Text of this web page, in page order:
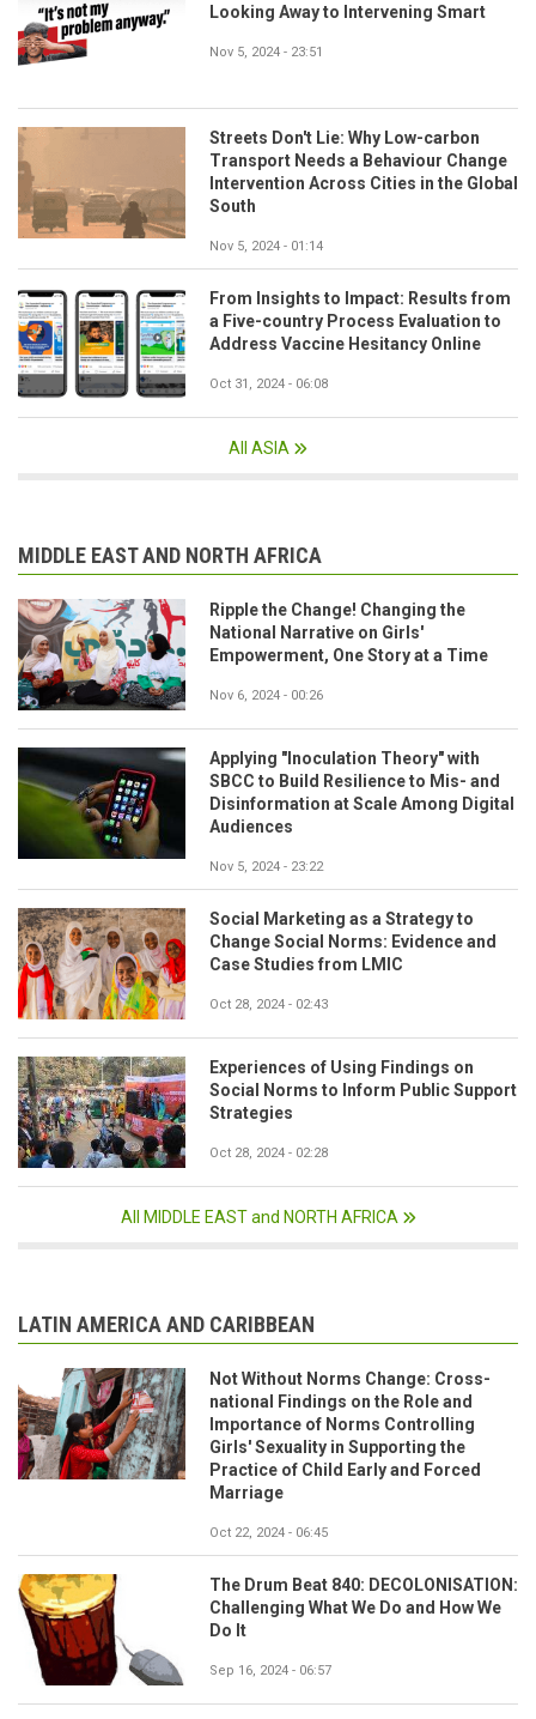
Looking Away to Intervening Smart
Nov 5, 2024 - 23:51
Streets Don't Lie: Why Low-carbon
Transport Needs a Behaviour Change
Intervention Across Cities in the Global
South
Nov 5, 2024 - 01:14
From Insights to Impact: Results from
a Five-country Process Evaluation to
Address Vaccine Hesitancy Online
Oct 31, 2024 - 06:08
All ASIA
MIDDLE EAST AND NORTH AFRICA
Ripple the Change! Changing the
National Narrative on Girls'
Empowerment, One Story at a Time
Nov 6, 2024 - 00:26
Applying "Inoculation Theory" with
SBCC to Build Resilience to Mis- and
Disinformation at Scale Among Digital
Audiences
Nov 5, 2024 - 23:22
Social Marketing as a Strategy to
Change Social Norms: Evidence and
Case Studies from LMIC
Oct 28, 2024 - 02:43
Experiences of Using Findings on
Social Norms to Inform Public Support
Strategies
Oct 28, 2024 - 02:28
All MIDDLE EAST and NORTH AFRICA
LATIN AMERICA AND CARIBBEAN
Not Without Norms Change: Cross-
national Findings on the Role and
Importance of Norms Controlling
Girls' Sexuality in Supporting the
Practice of Child Early and Forced
Marriage
Oct 22, 2024 - 06:45
The Drum Beat 840: DECOLONISATION:
Challenging What We Do and How We
Do It
Sep 16, 2024 - 06:57